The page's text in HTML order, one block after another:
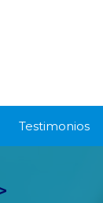
Testimonios